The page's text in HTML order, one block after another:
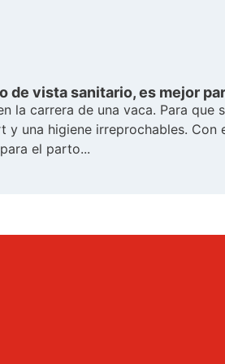
de vista sanitario, es mejor
la carrera de una vaca. Para que
y una higiene irreprochables. Con
el parto...